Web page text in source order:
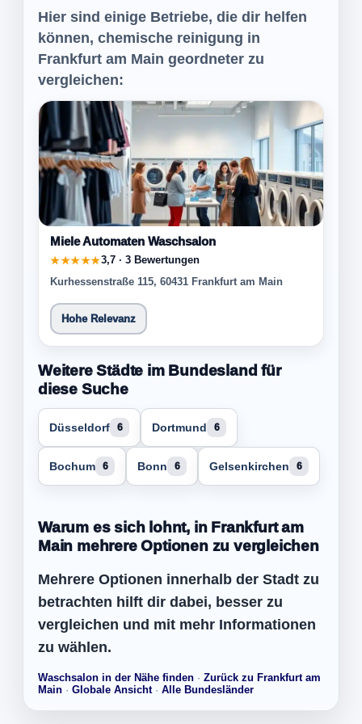
Hier sind einige Betriebe, die dir helfen
können, chemische reinigung in
Frankfurt am Main geordneter zu
vergleichen:
Miele Automaten Waschsalon
★★★★★3,7 · 3 Bewertungen
Kurhessenstraße 115, 60431 Frankfurt am Main
Hohe Relevanz
Weitere Städte im Bundesland für
diese Suche
Düsseldorf 6 Dortmund 6
Bochum 6 Bonn 6 Gelsenkirchen 6
Warum es sich lohnt, in Frankfurt am
Main mehrere Optionen zu vergleichen
Mehrere Optionen innerhalb der Stadt zu
betrachten hilft dir dabei, besser zu
vergleichen und mit mehr Informationen
zu wählen.
Waschsalon in der Nähe finden · Zurück zu Frankfurt am
Main · Globale Ansicht· Alle Bundesländer